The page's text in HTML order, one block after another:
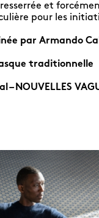
et
pour les
par Armando
traditionnelle
NOUVELLES